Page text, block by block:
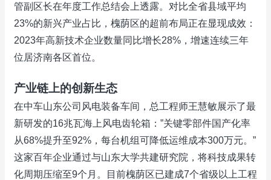
管副区长在年度工作总结会上透露。对比全省县域平均
23%的新兴产业占比，槐荫区的超前布局正在显现成效：
2023年高新技术企业数量同比增长28%，增速连续三年
位居济南各区首位。
产业链上的创新生态
在中车山东公司风电装备车间，总工程师王慧敏展示了最
新研发的16兆瓦海上风电齿轮箱：”关键零部件国产化率
从68%提升至92%，每台机组可降低运维成本300万元。”
这家百年企业通过与山东大学共建研究院，将科技成果转
化周期压缩至9个月。目前槐荫区已建成7个省级以上工程